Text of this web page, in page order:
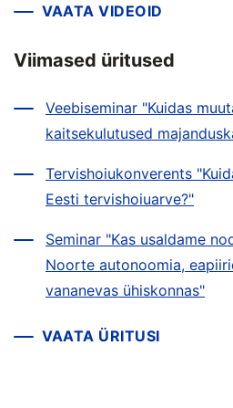
VAATA VIDEOID
Viimased üritused
Veebiseminar "Kuidas
kaitsekulutused
Tervishoiukonverents
Eesti tervishoiuarve?"
Seminar "Kas usaldame
Noorte autonoomia,
vananevas ühiskonnas"
VAATA ÜRITUSI